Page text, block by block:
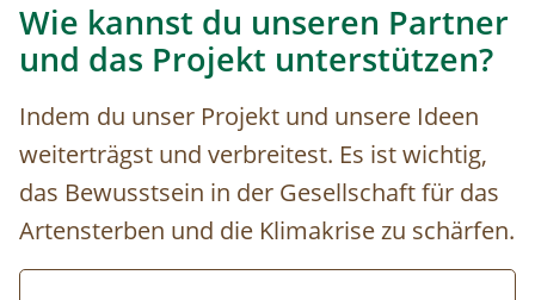
Wie kannst du unseren Partner
und das Projekt unterstützen?
Indem du unser Projekt und unsere Ideen
weiterträgst und verbreitest. Es ist wichtig,
das Bewusstsein in der Gesellschaft für das
Artensterben und die Klimakrise zu schärfen.